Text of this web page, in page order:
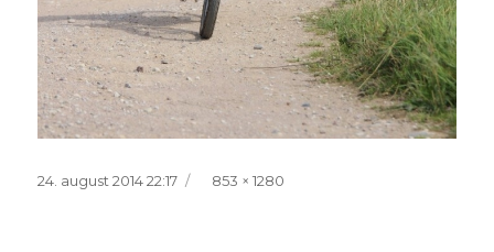
Postitatud
24. august 2014 22:17 Täissuurus
853 × 1280